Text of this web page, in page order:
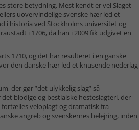
store betydning. Mest kendt er vel Slaget
uovervindelige svenske hær led et
i historia ved Stockholms universitet og
i 1706, da han i 2009 fik udgivet en
1710, og det har resulteret i en ganske
den danske hær led et knusende nederlag
der gør ”det ulykkelig slag” så
blodige og bestialske hesteslagteri, der
veloplagt og dramatisk fra
angreb og svenskernes belejring, inden